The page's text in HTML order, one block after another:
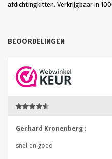
afdichtingkitten. Verkrijgbaar in
BEOORDELINGEN